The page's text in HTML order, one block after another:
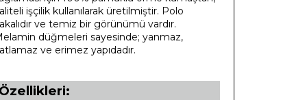
işçilik kullanılarak üretilmiştir. Polo
ve temiz bir görünümü vardır.
düğmeleri sayesinde; yanmaz,
ve erimez yapıdadır.
Özellikleri: